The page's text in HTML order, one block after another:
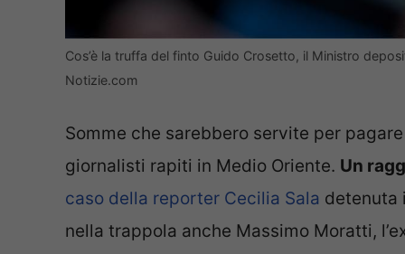
Cos’è la truffa del finto Guido Crosetto, il Ministro
Notizie.com
Somme che sarebbero servite per
giornalisti rapiti in Medio Oriente. Un
caso della reporter Cecilia Sala detenuta
nella trappola anche Massimo Moratti,